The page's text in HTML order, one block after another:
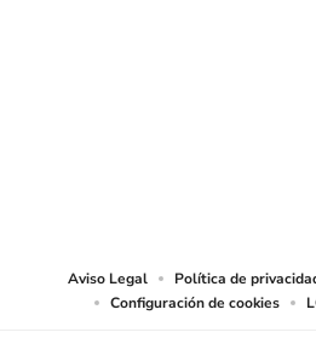
Aviso Legal Política de
Configuración de cookies